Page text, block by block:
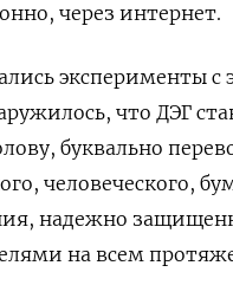
через интернет.
эксперименты с
что ДЭГ
буквально
человеческого,
надежно
на всем